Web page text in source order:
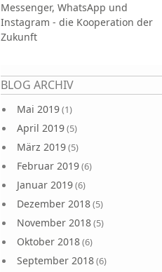
Messenger, WhatsApp und
Instagram - die Kooperation der
Zukunft
BLOG ARCHIV
Mai 2019(1)
April 2019(5)
März 2019(5)
Februar 2019(6)
Januar 2019(6)
Dezember 2018(5)
November 2018(5)
Oktober 2018(6)
September 2018(6)
Seiten